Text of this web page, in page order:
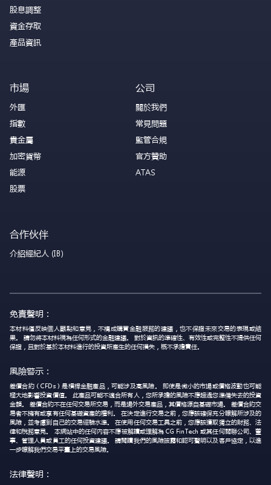
股息調整
資金存取
產品資訊
市場
外匯
指數
貴金屬
加密貨幣
能源
股票
公司
關於我們
常見問題
監管合規
官方贊助
ATAS
合作伙伴
介紹經紀人 (IB)
免責聲明：
本材料僅反映個人觀點和意見，不構成購買金融服務的建議，也不保證未來交易的表現或結
果。 請勿將本材料視為任何形式的金融建議。 對於資訊的準確性、有效性或完整性不提供任何
保證，且對於基於本材料進行的投資所產生的任何損失，概不承擔責任。
風險警示：
差價合約（CFDs）是槓桿金融產品，可能涉及高風險。 即使是微小的市場或價格波動也可能
極大地影響投資價值。 此產品可能不適合所有人，您所承擔的風險不應超過您準備失去的投資
金額。 差價合約不在任何交易所交易，而是場外交易產品，其價格源自基礎市場。 差價合約交
易者不擁有或享有任何基礎資產的權利。 在決定進行交易之前，您應該確保充分瞭解所涉及的
風險，並考慮到自己的交易經驗水準。 在使用任何交易工具之前，您應該獲取獨立的財務、法
律和稅務意見。 本網站中的任何內容不應被解讀或理解為 CG FinTech 或其任何關聯公司、董
事、管理人員或員工的任何投資建議。 請閱讀我們的風險披露和認可聲明以及客戶協定，以進
一步瞭解我們交易平臺上的交易風險。
法律聲明：